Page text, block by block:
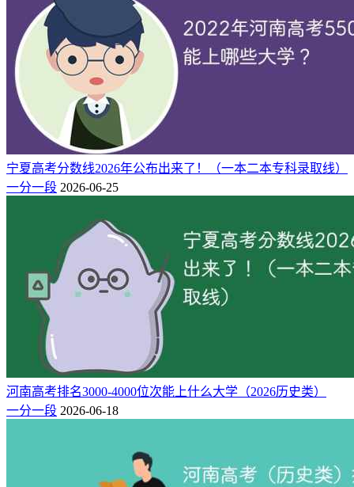
据2025年山东高考一分一段表得知：2025年山东高考位次在
467000-468000名的考生，对应高考分数为378分，超出山东二
段线至少228分。
2025年山东高考467000-468000位次院校录取一览表：
学校名称
河北化工医药职业技术学
院
公
天津市职业大学
办
重要提示：2026年各大学的实际录取位次可能因招生计划增
减、报考人数变化等因素有所波动，建议考生在高考成绩公布
后，对照自己的位次排名，按照"冲稳保"的策略科学填报志
宁夏高考分数线2026年公布出来了！（一本二本专科录取线）
一分一段 2026-06-25
河南高考排名3000-4000位次能上什么大学（2026历史类）
一分一段 2026-06-18